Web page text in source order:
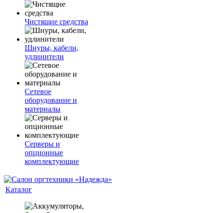
Чистящие средства
Шнуры, кабели,
удлинители
Сетевое
оборудование и
материалы
Серверы и
опционные
комплектующие
Каталог